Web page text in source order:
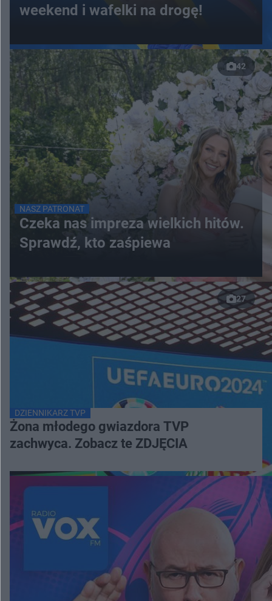
weekend i wafelki na drogę!
42
NASZ PATRONAT
Czeka nas impreza wielkich hitów.
Sprawdź, kto zaśpiewa
27
DZIENNIKARZ TVP
Żona młodego gwiazdora TVP
zachwyca. Zobacz te ZDJĘCIA